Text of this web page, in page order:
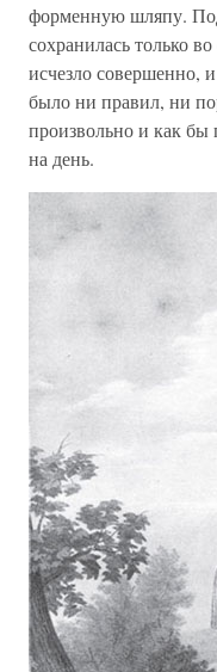
форменную шляпу.
сохранилась только
исчезло совершенно,
было ни правил, ни
произвольно и как бы
на день.